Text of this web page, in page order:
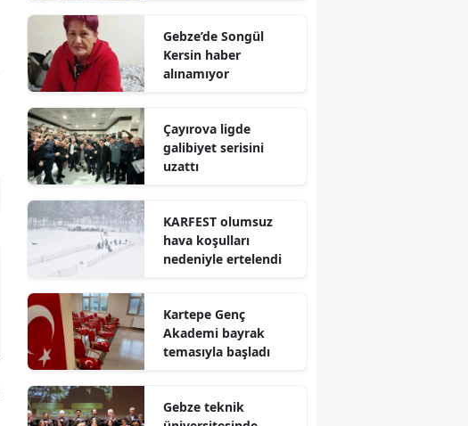
İzmir
Kastamonu
Kayseri
Kırşehir
Konya
Kütahya
Gebze’de Songül
Kersin haber
alınamıyor
Çayırova ligde
galibiyet serisini
uzattı
KARFEST olumsuz
hava koşulları
nedeniyle ertelendi
Kartepe Genç
Akademi bayrak
temasıyla başladı
Gebze teknik